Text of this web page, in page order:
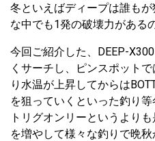
冬といえばディープは誰も
な中でも1発の破壊力がある
今回ご紹介した、DEEP-
くサーチし、ピンスポット
り水温が上昇してからは
を狙っていくといった釣り
トリグオンリーというより
を増やして様々な釣りで晩